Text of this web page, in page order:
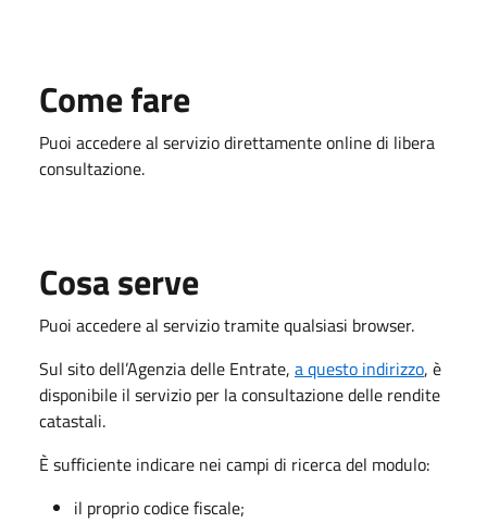
Come fare
Puoi accedere al servizio direttamente online di libera
consultazione.
Cosa serve
Puoi accedere al servizio tramite qualsiasi browser.
Sul sito dell’Agenzia delle Entrate, a questo indirizzo, è
disponibile il servizio per la consultazione delle rendite
catastali.
È sufficiente indicare nei campi di ricerca del modulo:
il proprio codice fiscale;